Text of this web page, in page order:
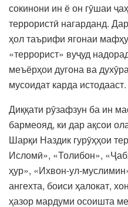
сокинони ин ё он гӯшаи
террористӣ нагарданд.
ҳол таърифи ягонаи
«террорист» вуҷуд
меъёрҳои дугона ва
мусоидат карда истодааст.
Диққати рӯзафзун ба ин
бармеояд, ки дар ақсои
Шарқи Наздик гурӯҳҳои
Исломӣ», «Толибон»,
ҳур», «Ихвон-ул-
ангехта, боиси ҳалокат,
ҳазор мардуми осоишта